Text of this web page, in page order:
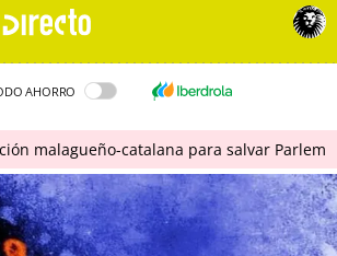
AHORRO
malagueño-catalana para salvar Parlem